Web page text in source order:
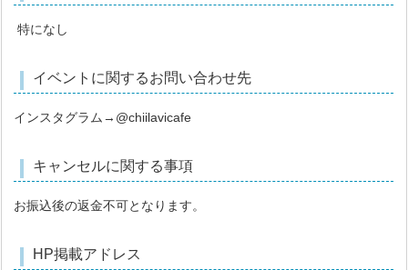
特になし
イベントに関するお問い合わせ先
インスタグラム→@chiilavicafe
キャンセルに関する事項
お振込後の返金不可となります。
HP掲載アドレス